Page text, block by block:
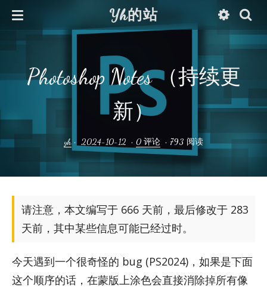
Yh的站
Photoshop Notes （持续更
新）
yh • 2024-10-12 • 0 评论 • 793 阅读
请注意，本文编写于 666 天前，最后修改于 283
天前，其中某些信息可能已经过时。
今天遇到一个很奇怪的 bug (PS2024)，如果是下面
这个顺序的话，在蒙版上涂色会直接消除掉所有像